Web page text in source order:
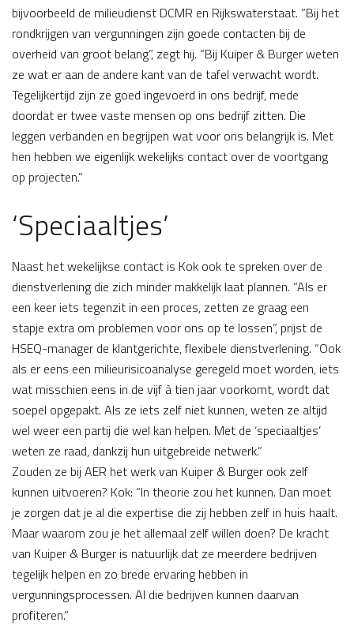
bijvoorbeeld de milieudienst DCMR en Rijkswaterstaat. “Bij het
rondkrijgen van vergunningen zijn goede contacten bij de
overheid van groot belang”, zegt hij. “Bij Kuiper & Burger weten
ze wat er aan de andere kant van de tafel verwacht wordt.
Tegelijkertijd zijn ze goed ingevoerd in ons bedrijf, mede
doordat er twee vaste mensen op ons bedrijf zitten. Die
leggen verbanden en begrijpen wat voor ons belangrijk is. Met
hen hebben we eigenlijk wekelijks contact over de voortgang
op projecten.”
‘Speciaaltjes’
Naast het wekelijkse contact is Kok ook te spreken over de
dienstverlening die zich minder makkelijk laat plannen. “Als er
een keer iets tegenzit in een proces, zetten ze graag een
stapje extra om problemen voor ons op te lossen”, prijst de
HSEQ-manager de klantgerichte, flexibele dienstverlening. “Ook
als er eens een milieurisicoanalyse geregeld moet worden, iets
wat misschien eens in de vijf à tien jaar voorkomt, wordt dat
soepel opgepakt. Als ze iets zelf niet kunnen, weten ze altijd
wel weer een partij die wel kan helpen. Met de ‘speciaaltjes’
weten ze raad, dankzij hun uitgebreide netwerk.”
Zouden ze bij AER het werk van Kuiper & Burger ook zelf
kunnen uitvoeren? Kok: “In theorie zou het kunnen. Dan moet
je zorgen dat je al die expertise die zij hebben zelf in huis haalt.
Maar waarom zou je het allemaal zelf willen doen? De kracht
van Kuiper & Burger is natuurlijk dat ze meerdere bedrijven
tegelijk helpen en zo brede ervaring hebben in
vergunningsprocessen. Al die bedrijven kunnen daarvan
profiteren.”